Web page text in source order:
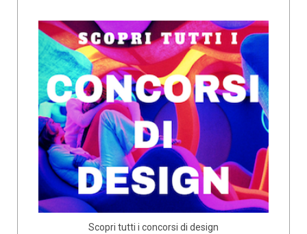
Scopri tutti i concorsi di design